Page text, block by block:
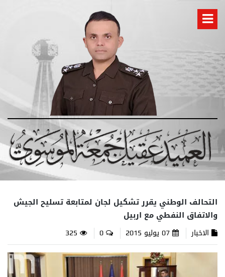
التحالف الوطني يقرر تشكيل لجان لمتابعة تسليح الجيش
والاتفاق النفطي مع اربيل
الاخبار